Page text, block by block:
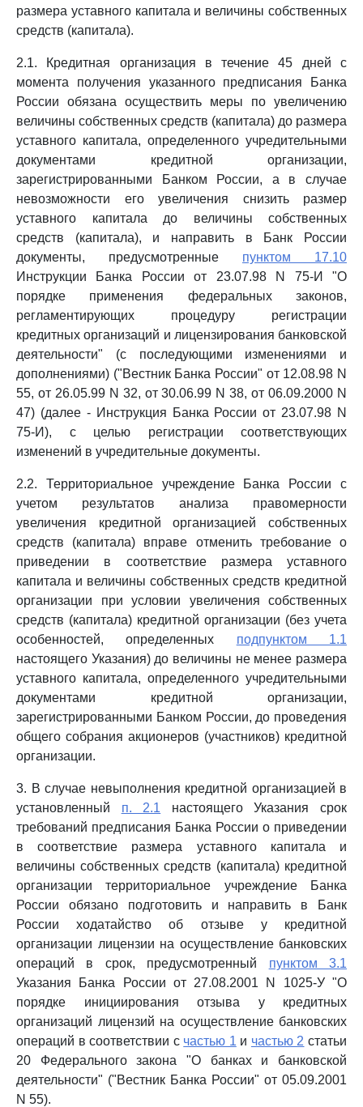
размера уставного капитала и величины собственных
средств (капитала).
2.1. Кредитная организация в течение 45 дней с
момента получения указанного предписания Банка
России обязана осуществить меры по увеличению
величины собственных средств (капитала) до размера
уставного капитала, определенного учредительными
документами кредитной организации,
зарегистрированными Банком России, а в случае
невозможности его увеличения снизить размер
уставного капитала до величины собственных
средств (капитала), и направить в Банк России
документы, предусмотренные пунктом 17.10
Инструкции Банка России от 23.07.98 N 75-И "О
порядке применения федеральных законов,
регламентирующих процедуру регистрации
кредитных организаций и лицензирования банковской
деятельности" (с последующими изменениями и
дополнениями) ("Вестник Банка России" от 12.08.98 N
55, от 26.05.99 N 32, от 30.06.99 N 38, от 06.09.2000 N
47) (далее - Инструкция Банка России от 23.07.98 N
75-И), с целью регистрации соответствующих
изменений в учредительные документы.
2.2. Территориальное учреждение Банка России с
учетом результатов анализа правомерности
увеличения кредитной организацией собственных
средств (капитала) вправе отменить требование о
приведении в соответствие размера уставного
капитала и величины собственных средств кредитной
организации при условии увеличения собственных
средств (капитала) кредитной организации (без учета
особенностей, определенных подпунктом 1.1
настоящего Указания) до величины не менее размера
уставного капитала, определенного учредительными
документами кредитной организации,
зарегистрированными Банком России, до проведения
общего собрания акционеров (участников) кредитной
организации.
3. В случае невыполнения кредитной организацией в
установленный п. 2.1 настоящего Указания срок
требований предписания Банка России о приведении
в соответствие размера уставного капитала и
величины собственных средств (капитала) кредитной
организации территориальное учреждение Банка
России обязано подготовить и направить в Банк
России ходатайство об отзыве у кредитной
организации лицензии на осуществление банковских
операций в срок, предусмотренный пунктом 3.1
Указания Банка России от 27.08.2001 N 1025-У "О
порядке инициирования отзыва у кредитных
организаций лицензий на осуществление банковских
операций в соответствии с частью 1 и частью 2 статьи
20 Федерального закона "О банках и банковской
деятельности" ("Вестник Банка России" от 05.09.2001
N 55).